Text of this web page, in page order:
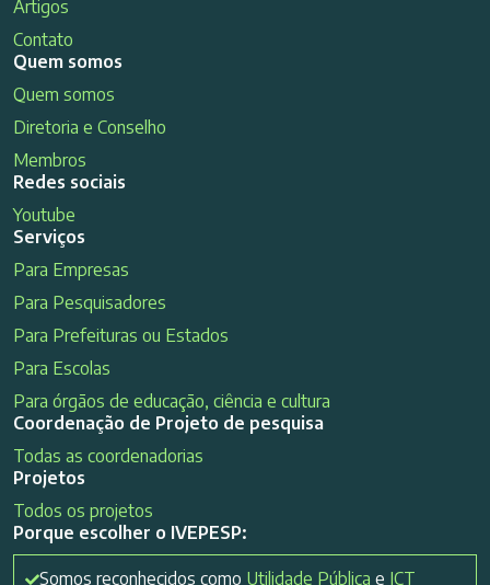
Artigos
Contato
Quem somos
Quem somos
Diretoria e Conselho
Membros
Redes sociais
Youtube
Serviços
Para Empresas
Para Pesquisadores
Para Prefeituras ou Estados
Para Escolas
Para órgãos de educação, ciência e cultura
Coordenação de Projeto de pesquisa
Todas as coordenadorias
Projetos
Todos os projetos
Porque escolher o IVEPESP:
Somos reconhecidos como Utilidade Pública e ICT